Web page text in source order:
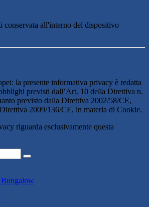
conservata all'interno del dispositivo
la presente informativa privacy è redatta
previsti dall’Art. 10 della Direttiva n.
previsto dalla Direttiva 2002/58/CE,
2009/136/CE, in materia di Cookie.
riguarda esclusivamente questa